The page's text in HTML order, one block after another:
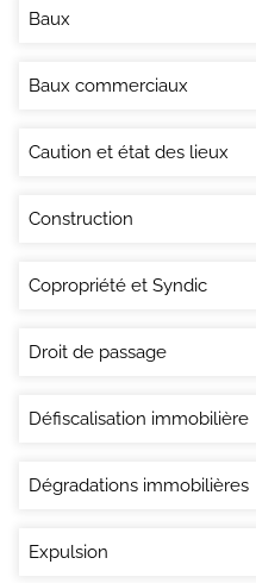
Baux
Baux commerciaux
Caution et état des lieux
Construction
Copropriété et Syndic
Droit de passage
Défiscalisation immobilière
Dégradations immobilières
Expulsion